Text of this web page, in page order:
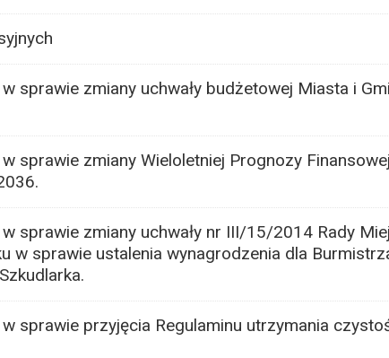
sprawie zmiany uchwały budżetowej Miasta i
w sprawie zmiany Wieloletniej Prognozy
w sprawie zmiany uchwały nr III/15/2014 Rady
w sprawie ustalenia wynagrodzenia dla
w sprawie przyjęcia Regulaminu utrzymania